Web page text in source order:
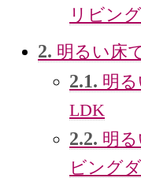
リビング
2. 明るい床
2.1. 明
LDK
2.2. 明
ビング